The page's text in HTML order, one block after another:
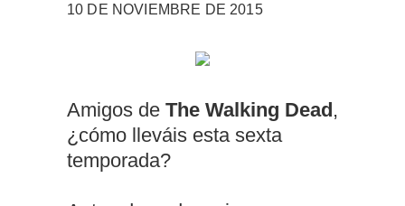
10 DE NOVIEMBRE DE 2015
Amigos de The Walking Dead ,
¿cómo lleváis esta sexta
temporada?